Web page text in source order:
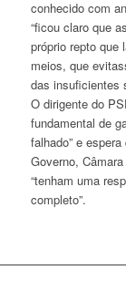
conhecido com
“ficou claro que
próprio repto que
meios, que
das insuficientes
O dirigente do
fundamental de
falhado” e
Governo,
“tenham uma
completo”.